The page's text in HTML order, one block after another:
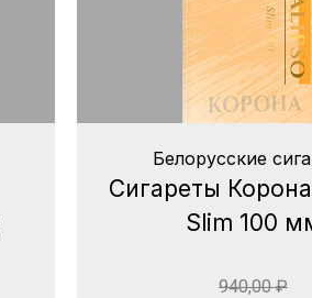
Белорусские
Сигареты
Slim 100
940,00₽